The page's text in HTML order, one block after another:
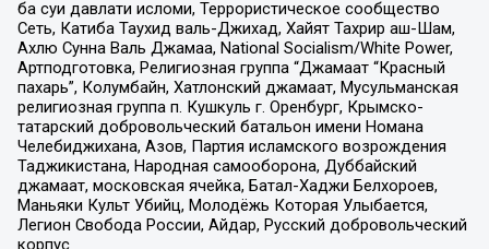
ба суи давлати исломи, Террористическое сообщество
Сеть, Катиба Таухид валь-Джихад, Хайят Тахрир аш-Шам,
Ахлю Сунна Валь Джамаа, National Socialism/White Power,
Артподготовка, Религиозная группа “Джамаат “Красный
пахарь”, Колумбайн, Хатлонский джамаат, Мусульманская
религиозная группа п. Кушкуль г. Оренбург, Крымско-
татарский добровольческий батальон имени Номана
Челебиджихана, Азов, Партия исламского возрождения
Таджикистана, Народная самооборона, Дуббайский
джамаат, московская ячейка, Батал-Хаджи Белхороев,
Маньяки Культ Убийц, Молодёжь Которая Улыбается,
Легион Свобода России, Айдар, Русский добровольческий
корпус